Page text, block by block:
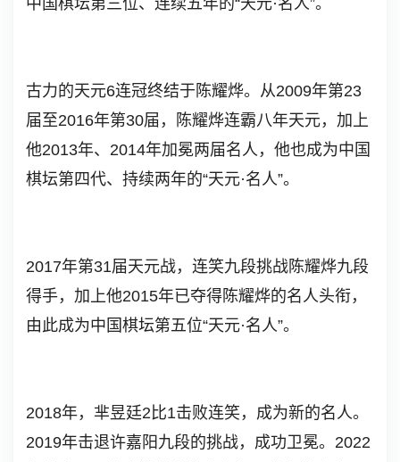
中国棋坛第三位、连续五年的“天元·名人”。
古力的天元6连冠终结于陈耀烨。从2009年第23
届至2016年第30届，陈耀烨连霸八年天元，加上
他2013年、2014年加冕两届名人，他也成为中国
棋坛第四代、持续两年的“天元·名人”。
2017年第31届天元战，连笑九段挑战陈耀烨九段
得手，加上他2015年已夺得陈耀烨的名人头衔，
由此成为中国棋坛第五位“天元·名人”。
2018年，芈昱廷2比1击败连笑，成为新的名人。
2019年击退许嘉阳九段的挑战，成功卫冕。2022